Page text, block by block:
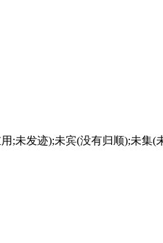
;未发迹);未宾(没有归顺);未集(